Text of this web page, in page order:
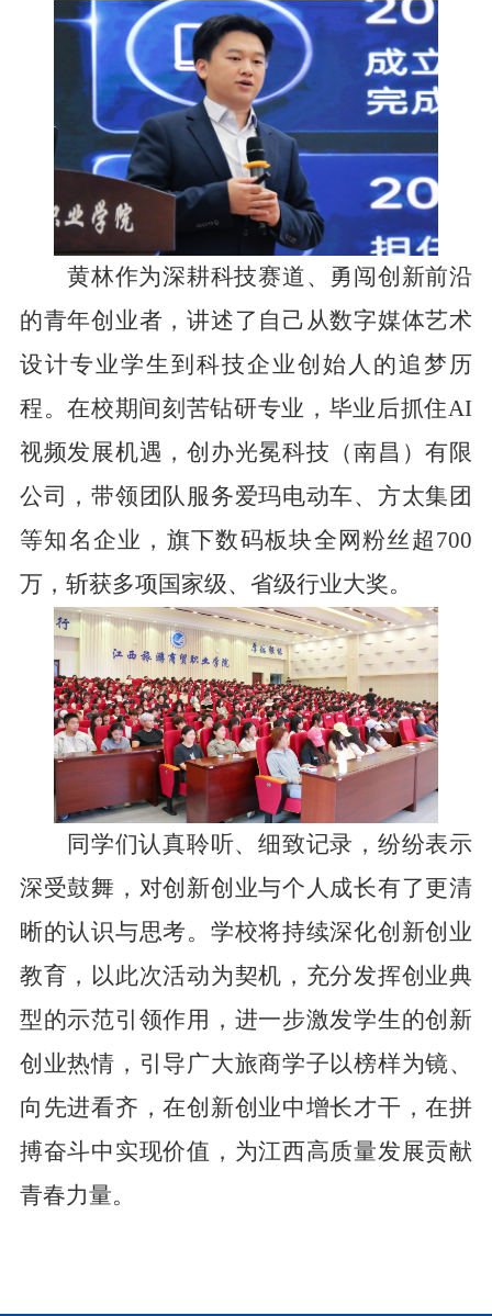
黄林作为深耕科技赛道、勇闯创新前沿
的青年创业者，讲述了自己从数字媒体艺术
设计专业学生到科技企业创始人的追梦历
程。在校期间刻苦钻研专业，毕业后抓住AI
视频发展机遇，创办光冕科技（南昌）有限
公司，带领团队服务爱玛电动车、方太集团
等知名企业，旗下数码板块全网粉丝超700
万，斩获多项国家级、省级行业大奖。
同学们认真聆听、细致记录，纷纷表示
深受鼓舞，对创新创业与个人成长有了更清
晰的认识与思考。学校将持续深化创新创业
教育，以此次活动为契机，充分发挥创业典
型的示范引领作用，进一步激发学生的创新
创业热情，引导广大旅商学子以榜样为镜、
向先进看齐，在创新创业中增长才干，在拼
搏奋斗中实现价值，为江西高质量发展贡献
青春力量。